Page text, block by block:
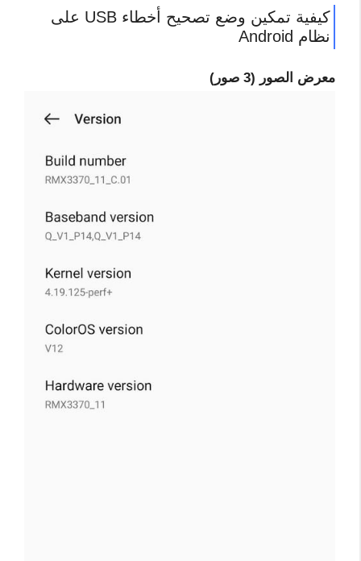
كيفية تمكين وضع تصحيح أخطاء USB على
نظام Android
معرض الصور (3 صور)